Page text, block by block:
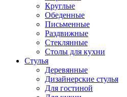
Круглые
Обеденные
Письменные
Раздвижные
Стеклянные
Столы для кухни
Стулья
Деревянные
Дизайнерские стулья
Для гостиной